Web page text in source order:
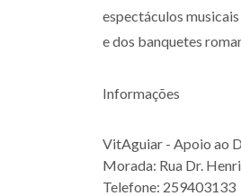
espectáculos
e dos banquetes
Informações
VitAguiar - Apoio ao
Morada: Rua Dr.
Telefone: 259403133